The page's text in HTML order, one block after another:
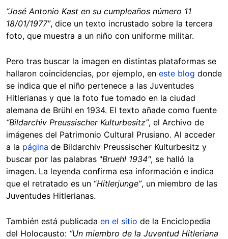
“José Antonio Kast en su cumpleaños número 11
18/01/1977”, dice un texto incrustado sobre la tercera
foto, que muestra a un niño con uniforme militar.
Pero tras buscar la imagen en distintas plataformas se
hallaron coincidencias, por ejemplo, en este blog donde
se indica que el niño pertenece a las Juventudes
Hitlerianas y que la foto fue tomado en la ciudad
alemana de Brühl en 1934. El texto añade como fuente
“Bildarchiv Preussischer Kulturbesitz”, el Archivo de
imágenes del Patrimonio Cultural Prusiano. Al acceder
a la página de Bildarchiv Preussischer Kulturbesitz y
buscar por las palabras "Bruehl 1934", se halló la
imagen. La leyenda confirma esa información e indica
que el retratado es un “Hitlerjunge”, un miembro de las
Juventudes Hitlerianas.
También está publicada en el sitio de la Enciclopedia
del Holocausto: “Un miembro de la Juventud Hitleriana